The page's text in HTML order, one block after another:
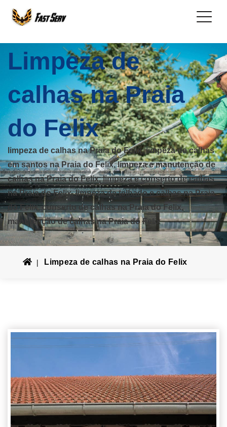
Limpeza de
calhas na Praia
do Felix
limpeza de calhas na Praia do Felix, limpeza de calhas
em santos na Praia do Felix, limpeza e manutenção de
calhas na Praia do Felix, limpeza e conserto de calhas
na Praia do Felix, limpeza de telhado e calhas na Praia
do Felix, conserto de calhas na Praia do Felix,
manutenção de calhas na Praia do Felix
Limpeza de calhas na Praia do Felix